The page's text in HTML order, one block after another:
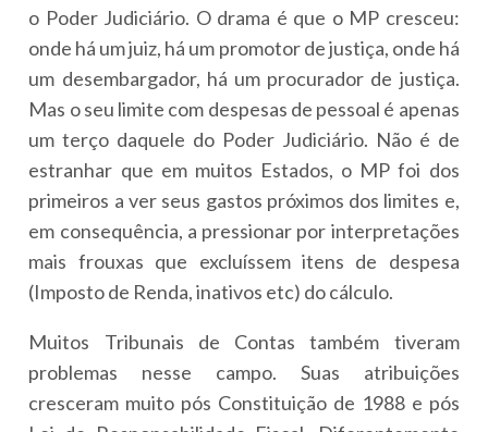
o Poder Judiciário. O drama é que o MP cresceu:
onde há um juiz, há um promotor de justiça, onde há
um desembargador, há um procurador de justiça.
Mas o seu limite com despesas de pessoal é apenas
um terço daquele do Poder Judiciário. Não é de
estranhar que em muitos Estados, o MP foi dos
primeiros a ver seus gastos próximos dos limites e,
em consequência, a pressionar por interpretações
mais frouxas que excluíssem itens de despesa
(Imposto de Renda, inativos etc) do cálculo.
Muitos Tribunais de Contas também tiveram
problemas nesse campo. Suas atribuições
cresceram muito pós Constituição de 1988 e pós